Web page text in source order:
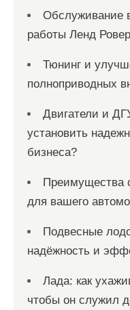
Обслуживание
работы Ленд Ровер
Тюнинг и
полноприводных
Двигатели и
установить
бизнеса?
Преимущества
для вашего
Подвесные
надёжность и
Лада: как
чтобы он служил